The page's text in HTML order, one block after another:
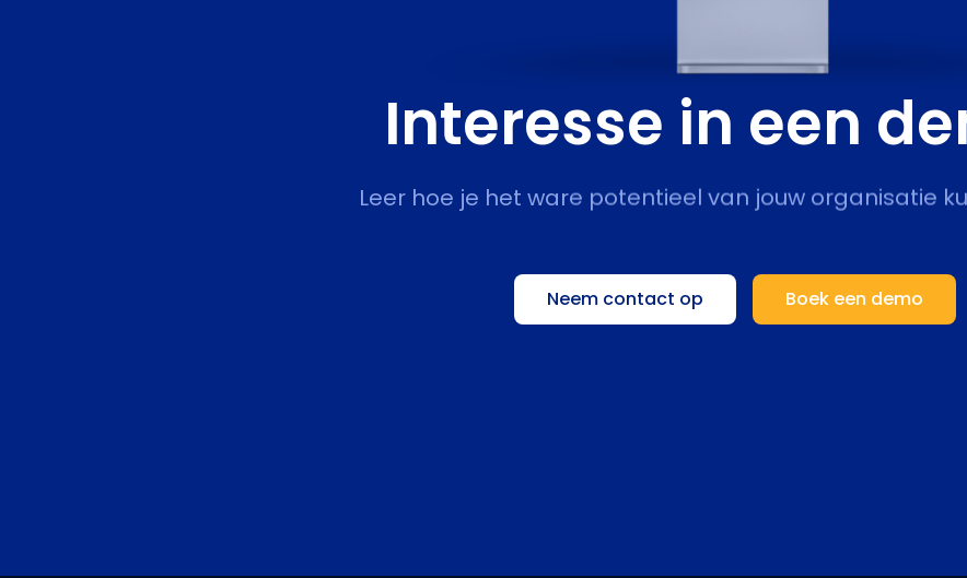
Interesse in een
Leer hoe je het ware potentieel van jouw organisatie
Neem contact op Boek een demo